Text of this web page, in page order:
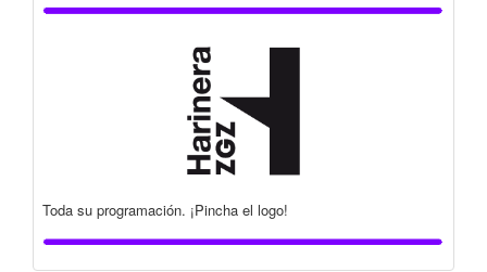
Toda su programación. ¡Pincha el logo!